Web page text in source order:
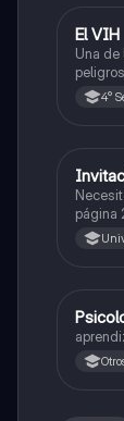
El VIH
Una
4°
página